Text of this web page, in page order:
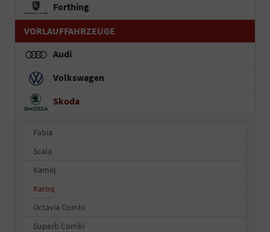
Forthing
VORLAUFFAHRZEUGE
Audi
Volkswagen
Skoda
Fabia
Scala
Kamiq
Karoq
Octavia Combi
Superb Combi